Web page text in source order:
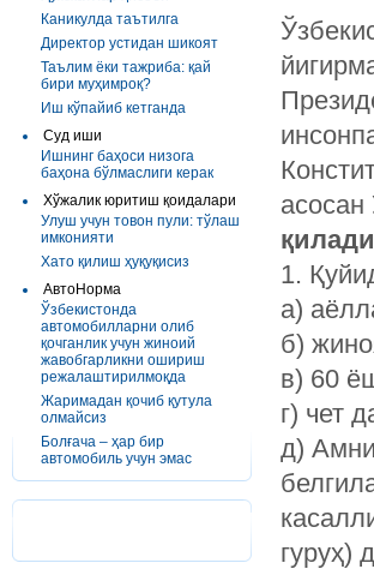
Каникулда таътилга
Директор устидан шикоят
Таълим ёки тажриба: қай
бири муҳимроқ?
Иш кўпайиб кетганда
Суд иши
Ишнинг баҳоси низога
баҳона бўлмаслиги керак
Хўжалик юритиш қоидалари
Улуш учун товон пули: тўлаш
имконияти
Хато қилиш ҳуқуқисиз
АвтоНорма
Ўзбекистонда
автомобилларни олиб
қочганлик учун жиноий
жавобгарликни ошириш
режалаштирилмоқда
Жаримадан қочиб қутула
олмайсиз
Болғача – ҳар бир
автомобиль учун эмас
қилади
1.
а)
б)
в) 60
г) чет
д)
гуруҳ)